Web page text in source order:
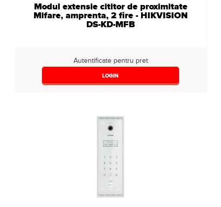
Modul extensie cititor de proximitate
Mifare, amprenta, 2 fire - HIKVISION
DS-KD-MFB
Autentificate pentru pret
LOGIN